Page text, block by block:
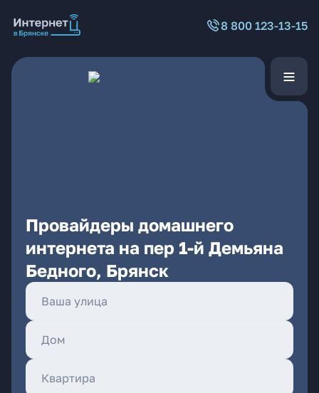
8 800 123-13-15
Провайдеры домашнего
интернета на пер 1-й Демьяна
Бедного, Брянск